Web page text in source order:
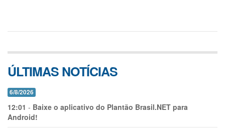
ÚLTIMAS NOTÍCIAS
6/8/2026
12:01 - Baixe o aplicativo do Plantão Brasil.NET para
Android!